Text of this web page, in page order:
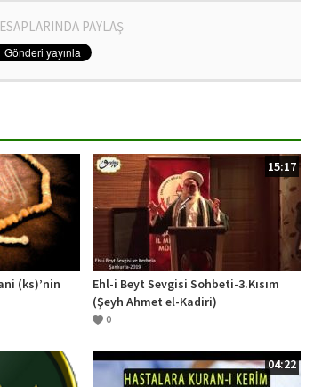
PAYLAŞ
(ks)’nin
15:17
Ehl-i Beyt Sevgisi Sohbeti-3.Kısım
(Şeyh Ahmet el-Kadiri)
0
04:22